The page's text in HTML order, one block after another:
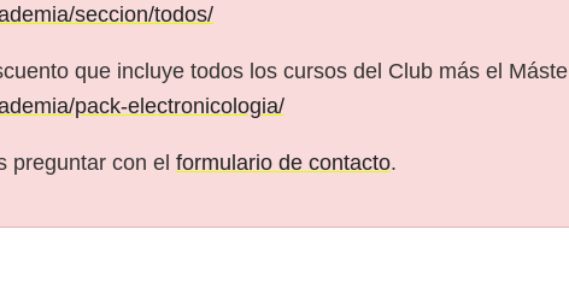
seccion/todos/
que incluye todos los cursos del Club más el
pack-electronicologia/
preguntar con el formulario de contacto.